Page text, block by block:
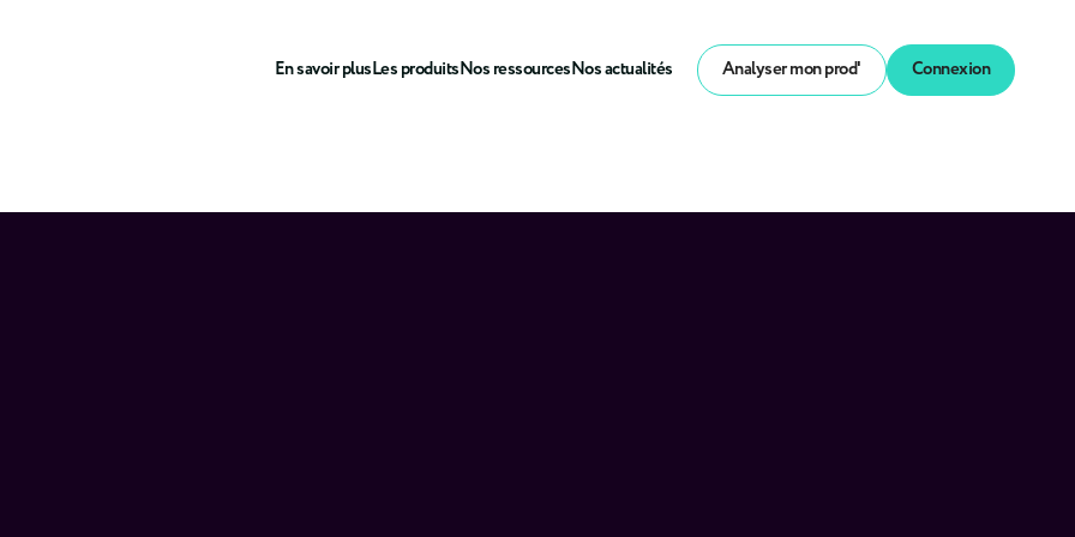
En savoir plusLes produitsNos ressourcesNos actualités Analyser mon prod' Connexion